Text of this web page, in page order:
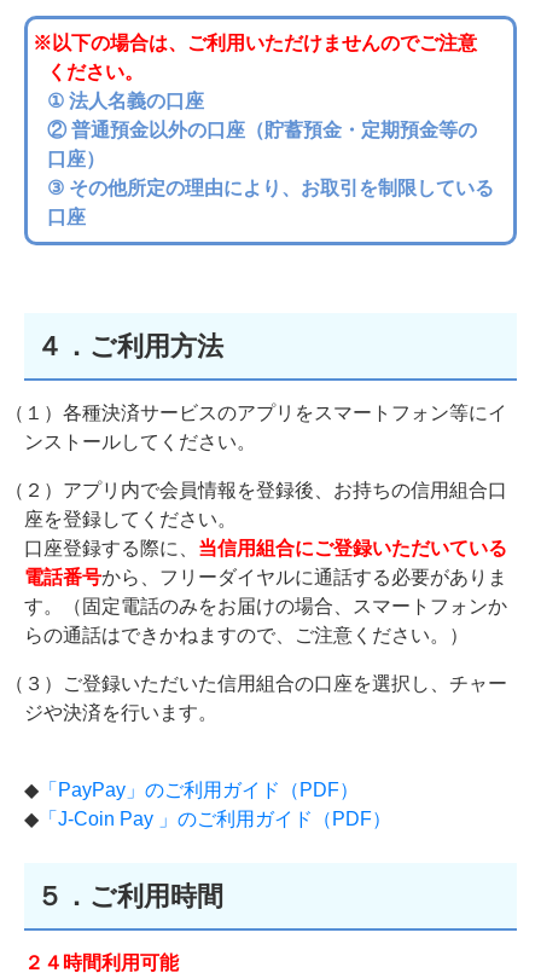
※以下の場合は、ご利用いただけませんのでご注意
ください。
① 法人名義の口座
② 普通預金以外の口座（貯蓄預金・定期預金等の
口座）
③ その他所定の理由により、お取引を制限している
口座
４．ご利用方法
（１）各種決済サービスのアプリをスマートフォン等にイ
ンストールしてください。
（２）アプリ内で会員情報を登録後、お持ちの信用組合口
座を登録してください。
口座登録する際に、 当信用組合にご登録いただいている
電話番号から、フリーダイヤルに通話する必要がありま
す。（固定電話のみをお届けの場合、スマートフォンか
らの通話はできかねますので、ご注意ください。）
（３）ご登録いただいた信用組合の口座を選択し、チャー
ジや決済を行います。
◆ 「PayPay」のご利用ガイド（PDF）
◆ 「J-Coin Pay 」のご利用ガイド（PDF）
５．ご利用時間
２４時間利用可能